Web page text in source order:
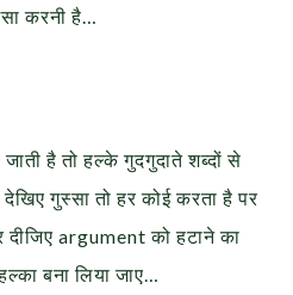
करनी है…
है तो हल्के गुदगुदाते शब्दों से
गुस्सा तो हर कोई करता है पर
argument को हटाने का
बना लिया जाए…